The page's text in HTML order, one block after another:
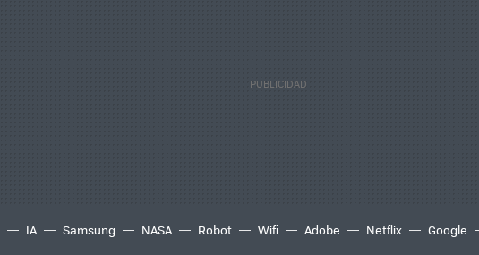
IA Samsung NASA Robot Wifi Adobe Netflix Google